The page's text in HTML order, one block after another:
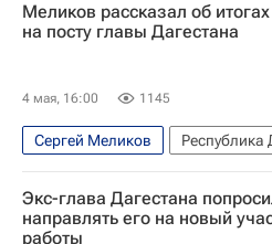
Меликов рассказал об
на посту главы Дагестана
4 мая, 16:00 1145
Сергей Меликов
Республика
Россия
Махачкала
Федор Щукин
Политика
Экс-глава Дагестана
направлять его на новый
работы